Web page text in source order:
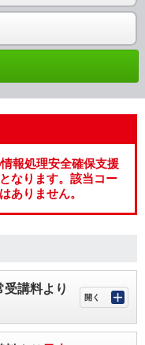
報処理安全確保支援
なります。該当コー
ありません。
受講料より